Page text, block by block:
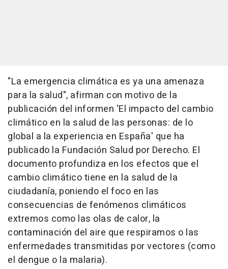
"La emergencia climática es ya una amenaza
para la salud", afirman con motivo de la
publicación del informen 'El impacto del cambio
climático en la salud de las personas: de lo
global a la experiencia en España' que ha
publicado la Fundación Salud por Derecho. El
documento profundiza en los efectos que el
cambio climático tiene en la salud de la
ciudadanía, poniendo el foco en las
consecuencias de fenómenos climáticos
extremos como las olas de calor, la
contaminación del aire que respiramos o las
enfermedades transmitidas por vectores (como
el dengue o la malaria).